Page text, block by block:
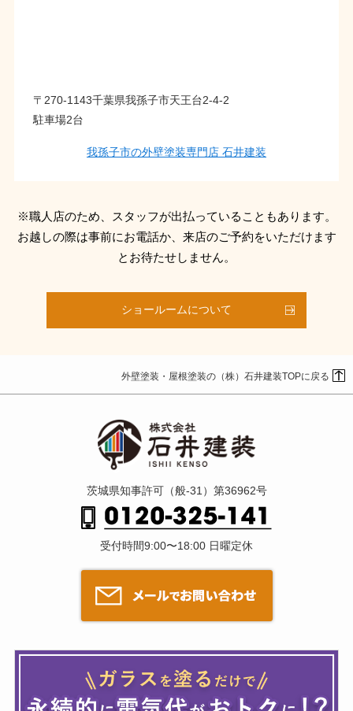
〒270-1143千葉県我孫子市天王台2-4-2
駐車場2台
我孫子市の外壁塗装専門店 石井建装
※職人店のため、スタッフが出払っていることもあります。
お越しの際は事前にお電話か、来店のご予約をいただけます
とお待たせしません。
ショールームについて
外壁塗装・屋根塗装の（株）石井建装TOPに戻る
茨城県知事許可（般-31）第36962号
受付時間9:00〜18:00 日曜定休